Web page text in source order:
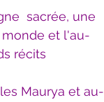
sacrée, une
monde et l'au-
récits
Maurya et au-